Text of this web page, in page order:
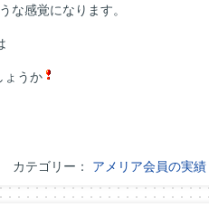
な感覚になります。
ょうか
カテゴリー： アメリア会員の実績